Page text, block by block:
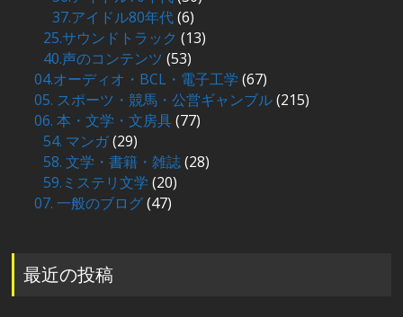
37.アイドル80年代(6)
25.サウンドトラック (13)
40.声のコンテンツ (53)
04.オーディオ・BCL・電子工学 (67)
05. スポーツ・競馬・公営ギャンブル(215)
06. 本・文学・文房具(77)
54. マンガ(29)
58. 文学・書籍・雑誌(28)
59.ミステリ文学 (20)
07. 一般のブログ(47)
最近の投稿